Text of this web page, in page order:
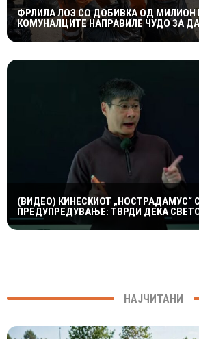
ФРЛИЛА ЛОЗ СО ДОБИВКА ОД МИЛИОН
КОМУНАЛЦИТЕ НАПРАВИЛЕ ЧУДО ЗА
(ВИДЕО) КИНЕСКИОТ „НОСТРАДАМУС“
ПРЕДУПРЕДУВАЊЕ: ТВРДИ ДЕКА
ДРАМАТИЧНИ ГЕОПОЛИТИЧКИ
НАЈЧИТАНИ